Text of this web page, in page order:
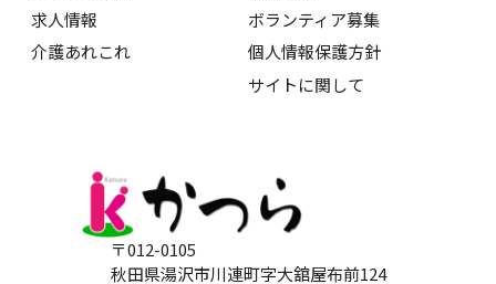
求人情報
介護あれこれ
ボランティア募集
個人情報保護方針
サイトに関して
〒012-0105
秋田県湯沢市川連町字大舘屋布前124